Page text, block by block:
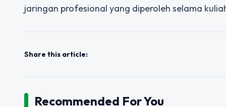
jaringan profesional yang diperoleh selama
Share this article:
Recommended For You